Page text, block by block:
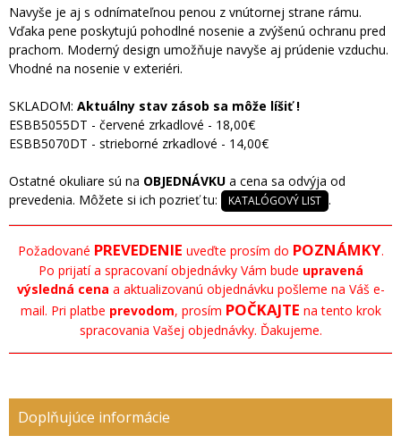
Navyše je aj s odnímateľnou penou z vnútornej strane rámu.
Vďaka pene poskytujú pohodlné nosenie a zvýšenú ochranu pred
prachom. Moderný design umožňuje navyše aj prúdenie vzduchu.
Vhodné na nosenie v exteriéri.
SKLADOM: Aktuálny stav zásob sa môže líšiť !
ESBB5055DT - červené zrkadlové - 18,00€
ESBB5070DT - strieborné zrkadlové - 14,00€
Ostatné okuliare sú na OBJEDNÁVKU a cena sa odvýja od
prevedenia. Môžete si ich pozrieť tu:
KATALÓGOVÝ LIST .
Požadované PREVEDENIE uveďte prosím do POZNÁMKY.
Po prijatí a spracovaní objednávky Vám bude upravená
výsledná cena a aktualizovanú objednávku pošleme na Váš e-
mail. Pri platbe prevodom, prosím POČKAJTE na tento krok
spracovania Vašej objednávky. Ďakujeme.
Doplňujúce informácie